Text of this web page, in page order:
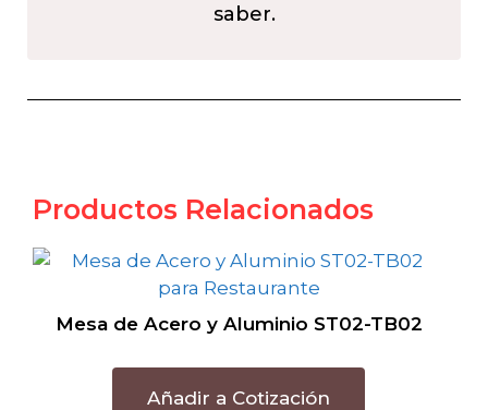
saber.
Productos Relacionados
Mesa de Acero y Aluminio ST02-TB02
Añadir a Cotización